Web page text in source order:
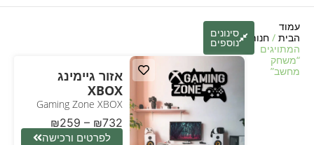
עמוד
הבית / חנות / מוצרים
המתויגים
“משחק
מחשב”
סינונים
נוספים
אזור גיימינג
XBOX
Gaming Zone XBOX
₪259 – ₪732
לפרטים ורכישה